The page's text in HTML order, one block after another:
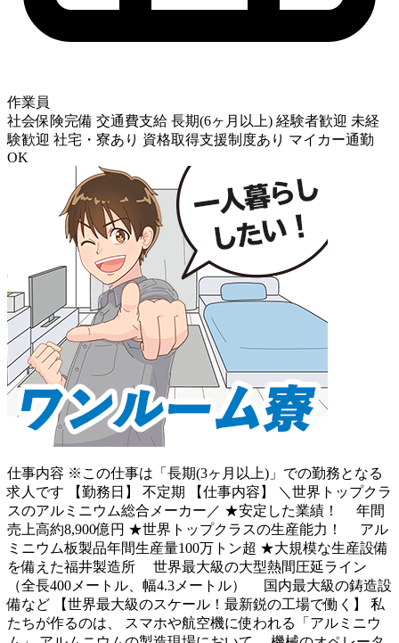
作業員
社会保険完備 交通費支給 長期(6ヶ月以上) 経験者歓迎 未経
験歓迎 社宅・寮あり 資格取得支援制度あり マイカー通勤
OK
仕事内容 ※この仕事は「長期(3ヶ月以上)」での勤務となる
求人です 【勤務日】 不定期 【仕事内容】 ＼世界トップクラ
スのアルミニウム総合メーカー／ ★安定した業績！ 年間
売上高約8,900億円 ★世界トップクラスの生産能力！ アル
ミニウム板製品年間生産量100万トン超 ★大規模な生産設備
を備えた福井製造所 世界最大級の大型熱間圧延ライン
（全長400メートル、幅4.3メートル） 国内最大級の鋳造設
備など 【世界最大級のスケール！最新鋭の工場で働く】 私
たちが作るのは、 スマホや航空機に使われる「アルミニウ